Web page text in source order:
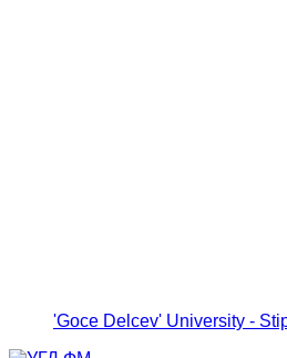
'Goce Delcev' University -